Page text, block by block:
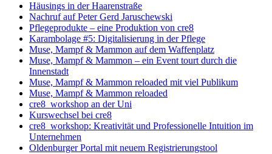
Häusings in der Haarenstraße
Nachruf auf Peter Gerd Jaruschewski
Pflegeprodukte – eine Produktion von cre8
Karambolage #5: Digitalisierung in der Pflege
Muse, Mampf & Mammon auf dem Waffenplatz
Muse, Mampf & Mammon – ein Event tourt durch die
Innenstadt
Muse, Mampf & Mammon reloaded mit viel Publikum
Muse, Mampf & Mammon reloaded
cre8_workshop an der Uni
Kurswechsel bei cre8
cre8_workshop: Kreativität und Professionelle Intuition im
Unternehmen
Oldenburger Portal mit neuem Registrierungstool